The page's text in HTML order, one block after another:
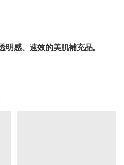
明感、速效的美肌補充品。